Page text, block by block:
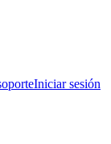
Iniciar sesión